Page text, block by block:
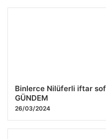
Binlerce Nilüferli iftar
GÜNDEM
26/03/2024